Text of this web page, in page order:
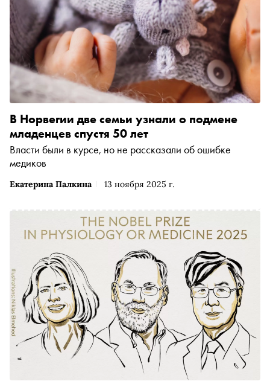
Екатерина Палкина 13 ноября 2025 г.
В Норвегии две семьи узнали о подмене
младенцев спустя 50 лет
Власти были в курсе, но не рассказали об ошибке
медиков